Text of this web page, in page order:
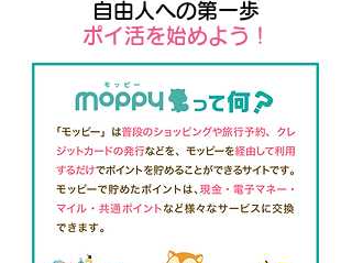
自由人への第一歩
​ポイ活を始めよう！